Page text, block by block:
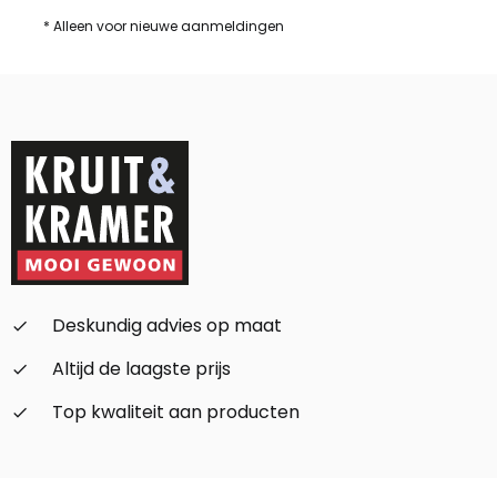
* Alleen voor nieuwe aanmeldingen
check_small
Deskundig advies op maat
check_small
Altijd de laagste prijs
check_small
Top kwaliteit aan producten